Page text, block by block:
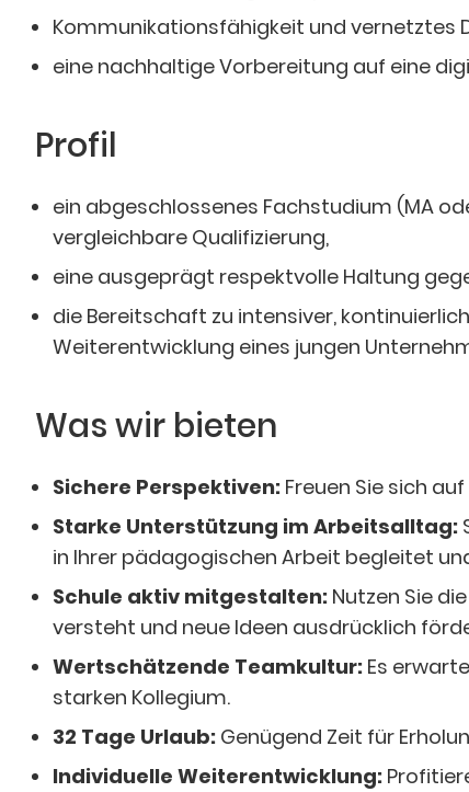
Kommunikationsfähigkeit und vernetztes
eine nachhaltige Vorbereitung auf eine
Profil
ein abgeschlossenes Fachstudium (MA
vergleichbare Qualifizierung,
eine ausgeprägt respektvolle Haltung
die Bereitschaft zu intensiver,
Weiterentwicklung eines jungen
Was wir bieten
Sichere Perspektiven: Freuen Sie sich
Starke Unterstützung im Arbeitsalltag:
in Ihrer pädagogischen Arbeit begleitet
Schule aktiv mitgestalten: Nutzen Sie
versteht und neue Ideen ausdrücklich
Wertschätzende Teamkultur: Es
starken Kollegium.
32 Tage Urlaub: Genügend Zeit für
Individuelle Weiterentwicklung: